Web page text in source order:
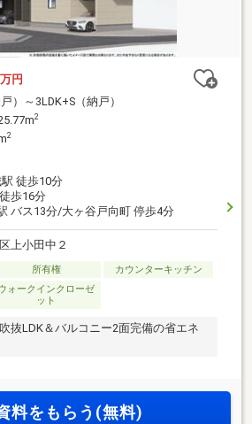
万円
）～3LDK+S（納戸）
2
2
徒歩10分
歩16分
バス13分/大ヶ谷戸向町 停歩4分
上小田中２
所有権 カウンターキッチン
ォークインクローゼ
ット
抜LDK＆バルコニー2面完備の省エネ
料をもらう(無料)